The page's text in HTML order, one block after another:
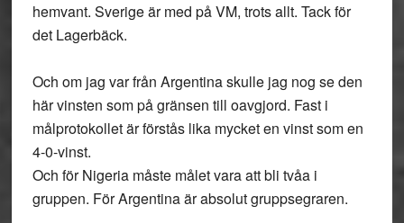
hemvant. Sverige är med på VM, trots allt. Tack för
det Lagerbäck.
Och om jag var från Argentina skulle jag nog se den
här vinsten som på gränsen till oavgjord. Fast i
målprotokollet är förstås lika mycket en vinst som en
4-0-vinst.
Och för Nigeria måste målet vara att bli tvåa i
gruppen. För Argentina är absolut gruppsegraren.